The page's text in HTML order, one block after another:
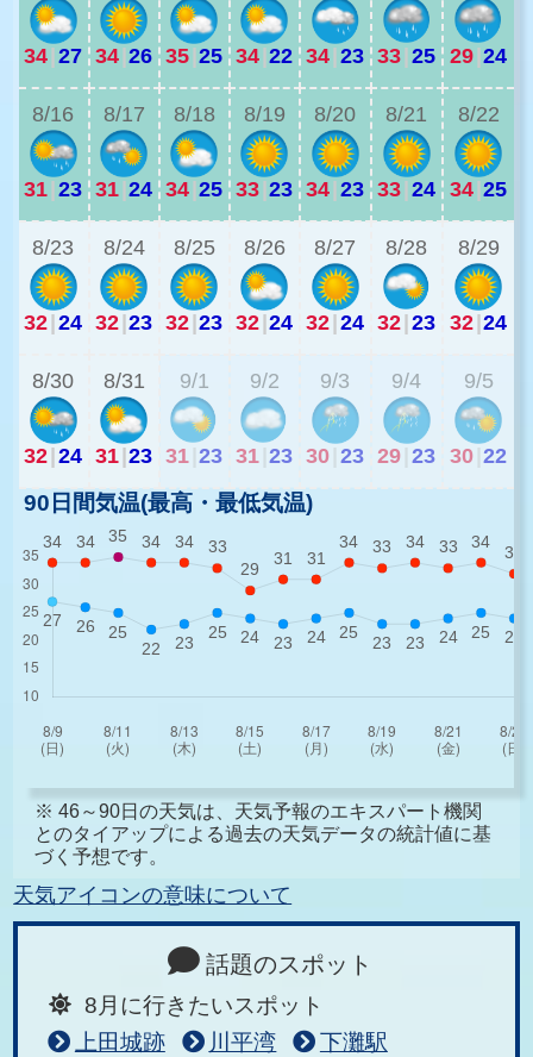
34|27 34|26 35|25 34|22 34|23 33|25 29|24
8/16
31|23
8/17
31|24
8/18
34|25
8/19
33|23
8/20
34|23
8/21
33|24
8/22
34|25
8/23
32|24
8/24
32|23
8/25
32|23
8/26
32|24
8/27
32|24
8/28
32|23
8/29
32|24
8/30
32|24
8/31
31|23
9/1
31 23
9/2
31 23
9/3
30 23
9/4
29 23
9/5
30 22
90日間気温(最高・最低気温)
※ 46～90日の天気は、天気予報のエキスパート機関
とのタイアップによる過去の天気データの統計値に基
づく予想です。
天気アイコンの意味について
話題のスポット
8月に行きたいスポット
上田城跡
川平湾
下灘駅